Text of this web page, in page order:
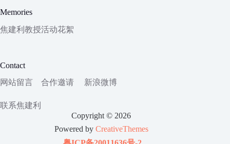
Memories
焦建利教授活动花絮
Contact
网站留言
合作邀请 新浪微博
联系焦建利
Copyright © 2026
Powered by CreativeThemes